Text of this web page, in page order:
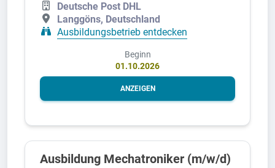
Deutsche Post DHL
Langgöns, Deutschland
Ausbildungsbetrieb entdecken
Beginn
01.10.2026
ANZEIGEN
Ausbildung Mechatroniker (m/w/d)